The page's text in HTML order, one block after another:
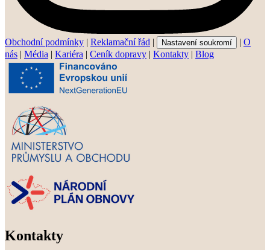
Obchodní podmínky | Reklamační řád | Nastavení soukromí | O
nás | Média | Kariéra | Ceník dopravy | Kontakty | Blog
Kontakty